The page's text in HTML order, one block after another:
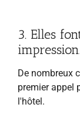
3. Elles
De nombreux
premier appel
l'hôtel.